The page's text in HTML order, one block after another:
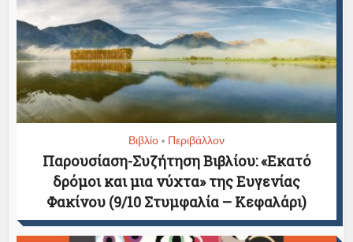
Βιβλίο • Περιβάλλον
Παρουσίαση-Συζήτηση Βιβλίου: «Εκατό
δρόμοι και μια νύχτα» της Ευγενίας
Φακίνου (9/10 Στυμφαλία – Κεφαλάρι)